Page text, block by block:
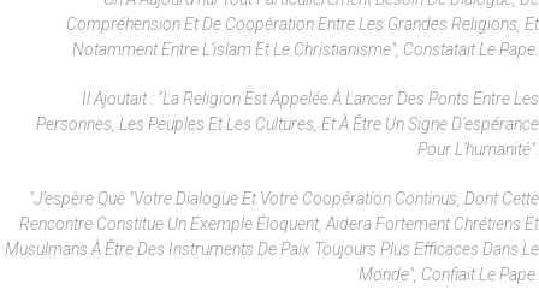
Compréhension Et De Coopération Entre Les Grandes Religions, Et
Notamment Entre L’islam Et Le Christianisme", Constatait Le Pape.
Il Ajoutait : "La Religion Est Appelée À Lancer Des Ponts Entre Les
Personnes, Les Peuples Et Les Cultures, Et À Être Un Signe D’espérance
Pour L’humanité".
"J’espère Que "votre Dialogue Et Votre Coopération Continus, Dont Cette
Rencontre Constitue Un Exemple Éloquent, Aidera Fortement Chrétiens Et
Musulmans À Être Des Instruments De Paix Toujours Plus Efficaces Dans Le
Monde", Confiait Le Pape.